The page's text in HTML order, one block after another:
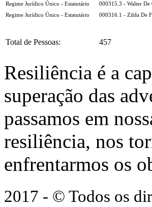
Regime Jurídico Único - Estatutário
000315.3 - Walter De
Regime Jurídico Único - Estatutário
000316.1 - Zilda De
Total de Pessoas: 457
Resiliência é a
superação das
passamos em
resiliência, nos
enfrentarmos os
2017 - © Todos os